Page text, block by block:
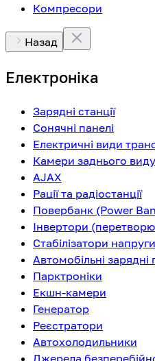
Компресори
Назад
Електроніка
Зарядні станції
Сонячні панелі
Електричні види
Камери заднього виду
AJAX
Рації та радіостанції
Повербанк (Power
Інвертори
Стабілізатори напруги
Автомобільні зарядні
Парктроніки
Екшн-камери
Генератор
Реєстратори
Автохолодильники
Джерела